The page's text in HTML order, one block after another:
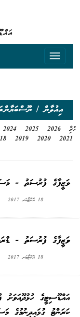
އިއުލާން /
ހުރިހާ 2026
2025
2024
2021
2020
2019
ވަޒީފާގެ ފުރުސަތު -
18 އޮކްޓޯބަރ 2017
ވަޒީފާގެ ފުރުސަތު -
18 އޮކްޓޯބަރ 2017
އައްޑޫސިޓީގެ ހުޅުދޫއަވަށު
ކަރަންޓު ގުޅައިދިނުމުގެ